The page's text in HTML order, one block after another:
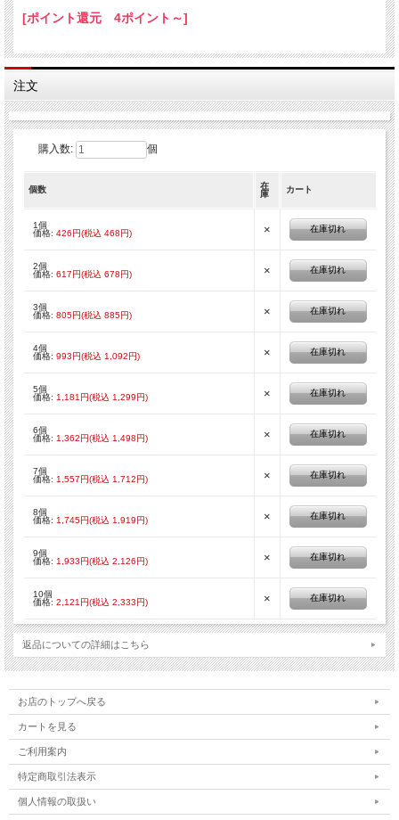
固形燃料の受け皿
弊社で販売している固形燃料がぴったりおさまる受け皿です。
■重量：約70g
※まとめて買うほど、お得な価格になります！
[ポイント還元 4ポイント～]
注文
購入数: 個
個数
在
庫
カート
1個
価格: 426円(税込 468円) × 在庫切れ
2個
価格: 617円(税込 678円) × 在庫切れ
3個
価格: 805円(税込 885円) × 在庫切れ
4個
価格: 993円(税込 1,092円) × 在庫切れ
5個
価格: 1,181円(税込 1,299円) × 在庫切れ
6個
価格: 1,362円(税込 1,498円) × 在庫切れ
7個
価格: 1,557円(税込 1,712円) × 在庫切れ
8個
価格: 1,745円(税込 1,919円) × 在庫切れ
9個
価格: 1,933円(税込 2,126円) × 在庫切れ
10個
価格: 2,121円(税込 2,333円) × 在庫切れ
返品についての詳細はこちら
お店のトップへ戻る
カートを見る
ご利用案内
特定商取引法表示
個人情報の取扱い